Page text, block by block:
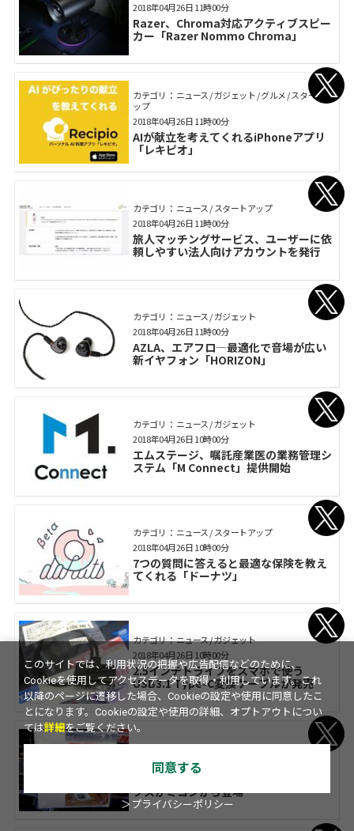
Razer、Chroma対応アクティブスピー
カー「Razer Nommo Chroma」
2018年04月26日 11時00分
カテゴリ： ニュース / ガジェット / グルメ / スタートア
ップ
AIが献立を考えてくれるiPhoneアプリ
「レキピオ」
2018年04月26日 11時00分
カテゴリ： ニュース / スタートアップ
旅人マッチングサービス、ユーザーに依
頼しやすい法人向けアカウントを発行
2018年04月26日 11時00分
カテゴリ： ニュース / ガジェット
AZLA、エアフロ―最適化で音場が広い
新イヤフォン「HORIZON」
2018年04月26日 11時00分
カテゴリ： ニュース / ガジェット
エムステージ、嘱託産業医の業務管理シ
ステム「M Connect」提供開始
2018年04月26日 10時00分
カテゴリ： ニュース / スタートアップ
7つの質問に答えると最適な保険を教え
てくれる「ドーナツ」
2018年04月26日 10時00分
カテゴリ： ニュース / ガジェット
2.5インチドライブをスマホで使う
USB3.1 Type-C変換ケーブルが発売
2018年04月26日 10時00分
カテゴリ： ニュース / ガジェット
LEDライト搭載でコンパクトな撮影ボッ
クスがミヨシから登場
2018年04月26日 10時00分
このサイトでは、利用状況の把握や広告配信などのために、
Cookieを使用してアクセスデータを取得・利用しています。これ
以降のページに遷移した場合、Cookieの設定や使用に同意したこ
とになります。Cookieの設定や使用の詳細、オプトアウトについ
ては詳細をご覧ください。
同意する
＞プライバシーポリシー